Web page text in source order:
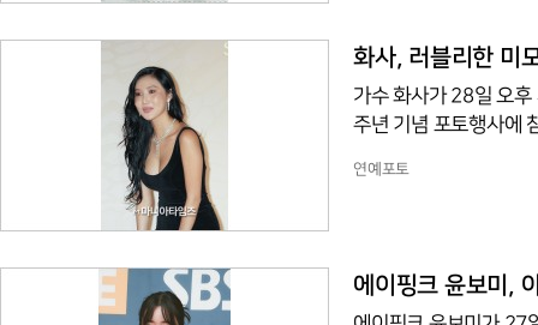
화사, 러블리한 미
가수 화사가 28일 오후 서울 종로구 소격동 국제갤러리에서 열린 브랜드 불가리 세르펜티 75
주년 기념 포토행사에
연예포토
에이핑크 윤보미,